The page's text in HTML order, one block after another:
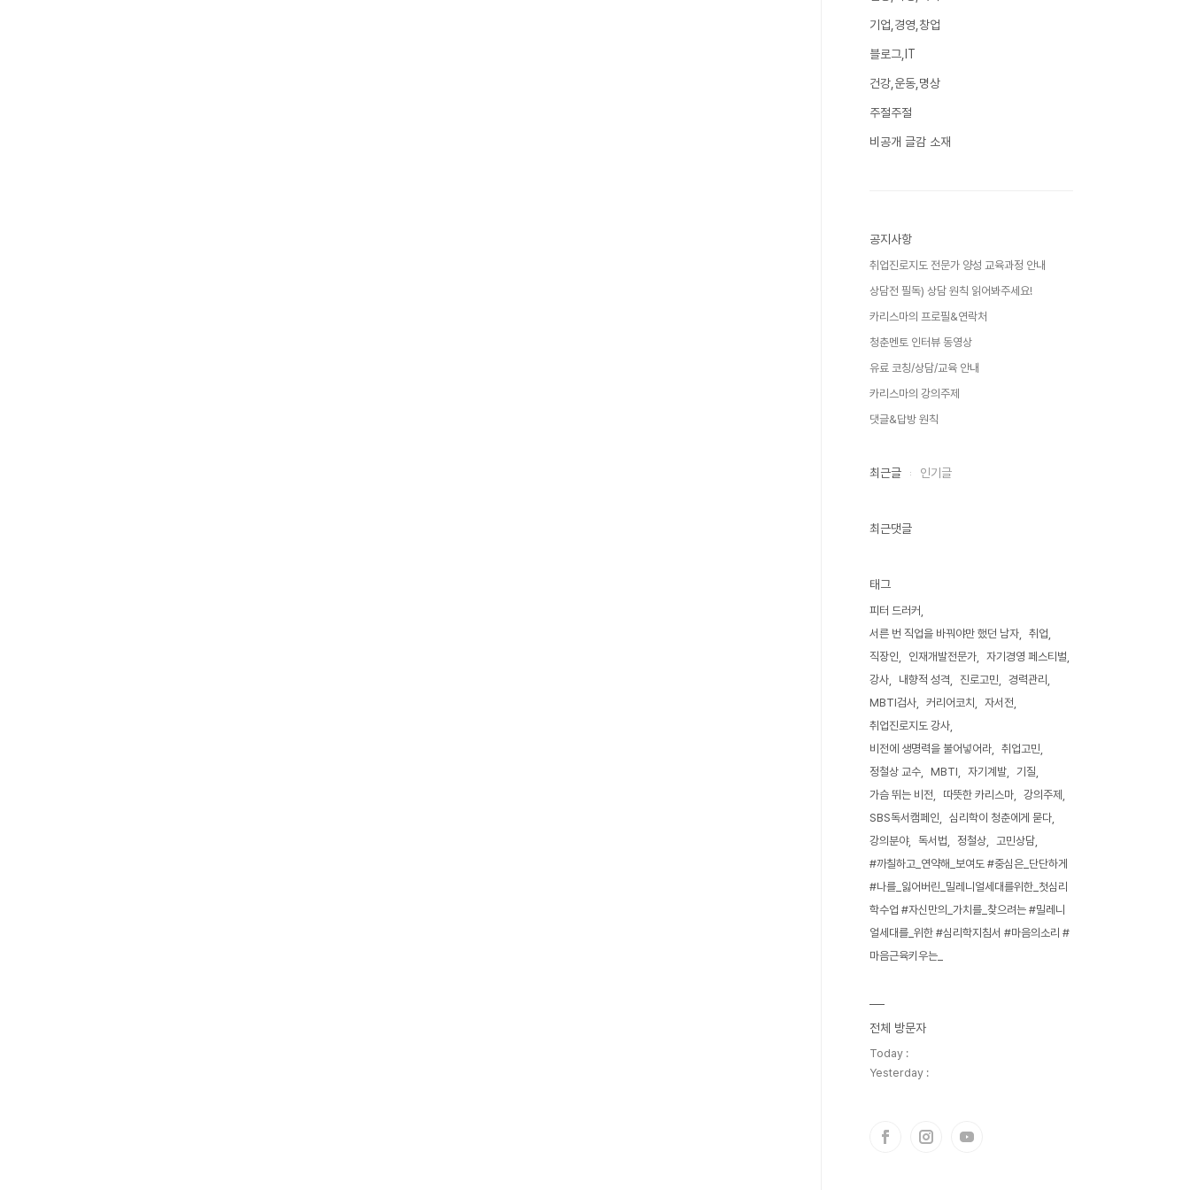
기업,경영,창업
블로그,IT
건강,운동,명상
주절주절
비공개 글감 소재
공지사항
취업진로지도 전문가 양성 교육과정 안내
상담전 필독) 상담 원칙 읽어봐주세요!
카리스마의 프로필&연락처
청춘멘토 인터뷰 동영상
유료 코칭/상담/교육 안내
카리스마의 강의주제
댓글&답방 원칙
최근글 인기글
최근댓글
태그
피터 드러커
서른 번 직업을 바꿔야만 했던 남자
취업
직장인
인재개발전문가
자기경영 페스티벌
강사
내향적 성격 진로고민
경력관리
MBTI검사
커리어코치
자서전
취업진로지도 강사
비전에 생명력을 불어넣어라
취업고민
정철상 교수
MBTI 자기계발
기질
가슴 뛰는 비전
따뜻한 카리스마
강의주제
SBS독서캠페인
심리학이 청춘에게 묻다
강의분야
독서법 정철상
고민상담
#까칠하고_연약해_보여도 #중심은_단단하게
#나를_잃어버린_밀레니얼세대를위한_첫심리
학수업 #자신만의_가치를_찾으려는 #밀레니
얼세대를_위한 #심리학지침서 #마음의소리 #
마음근육키우는_
전체 방문자
Today :
Yesterday :